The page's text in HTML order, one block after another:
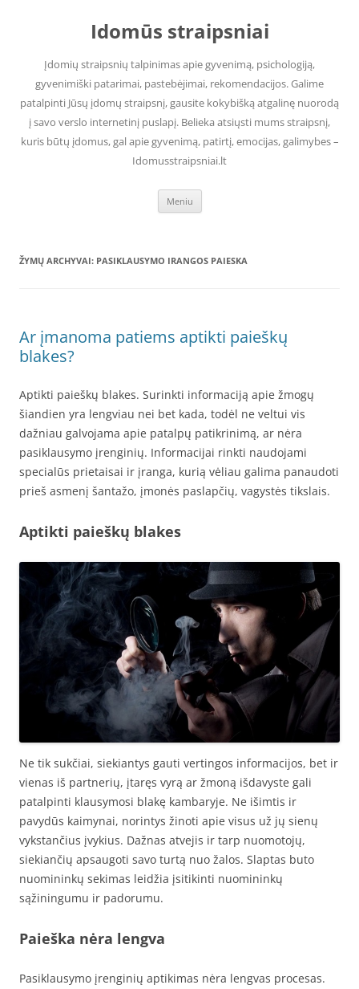
Idomūs straipsniai
Įdomių straipsnių talpinimas apie gyvenimą, psichologiją,
gyvenimiški patarimai, pastebėjimai, rekomendacijos. Galime
patalpinti Jūsų įdomų straipsnį, gausite kokybišką atgalinę nuorodą
į savo verslo internetinį puslapį. Belieka atsiųsti mums straipsnį,
kuris būtų įdomus, gal apie gyvenimą, patirtį, emocijas, galimybes –
Idomusstraipsniai.lt
Meniu
ŽYMŲ ARCHYVAI: PASIKLAUSYMO IRANGOS PAIESKA
Ar įmanoma patiems aptikti paieškų
blakes?
Aptikti paieškų blakes. Surinkti informaciją apie žmogų
šiandien yra lengviau nei bet kada, todėl ne veltui vis
dažniau galvojama apie patalpų patikrinimą, ar nėra
pasiklausymo įrenginių. Informacijai rinkti naudojami
specialūs prietaisai ir įranga, kurią vėliau galima panaudoti
prieš asmenį šantažo, įmonės paslapčių, vagystės tikslais.
Aptikti paieškų blakes
Ne tik sukčiai, siekiantys gauti vertingos informacijos, bet ir
vienas iš partnerių, įtaręs vyrą ar žmoną išdavyste gali
patalpinti klausymosi blakę kambaryje. Ne išimtis ir
pavydūs kaimynai, norintys žinoti apie visus už jų sienų
vykstančius įvykius. Dažnas atvejis ir tarp nuomotojų,
siekiančių apsaugoti savo turtą nuo žalos. Slaptas buto
nuomininkų sekimas leidžia įsitikinti nuomininkų
sąžiningumu ir padorumu.
Paieška nėra lengva
Pasiklausymo įrenginių aptikimas nėra lengvas procesas.